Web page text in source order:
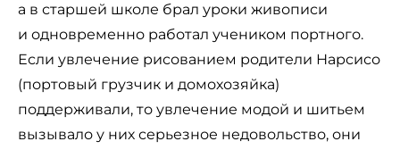
а в старшей школе брал уроки живописи
и одновременно работал учеником портного.
Если увлечение рисованием родители Нарсисо
(портовый грузчик и домохозяйка)
поддерживали, то увлечение модой и шитьем
вызывало у них серьезное недовольство, они